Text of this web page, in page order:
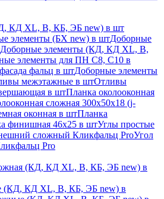
КД XL, В, КБ, ЭБ new) в шт
элементы (БХ new) в штДоборные
Доборные элементы (КД, КД XL, В,
элементы для ПН С8, С10 в
фальц в штДоборные элементы
межэтажные в штОтливы
в штПланка околооконная
сложная 300х50х18 (j-
оконная в штПланка
финишная 46х25 в штУглы простые
сложный Кликфальц ProУгол
Pro
(КД, КД XL, В, КБ, ЭБ new) в
(КД, КД XL, В, КБ, ЭБ new) в